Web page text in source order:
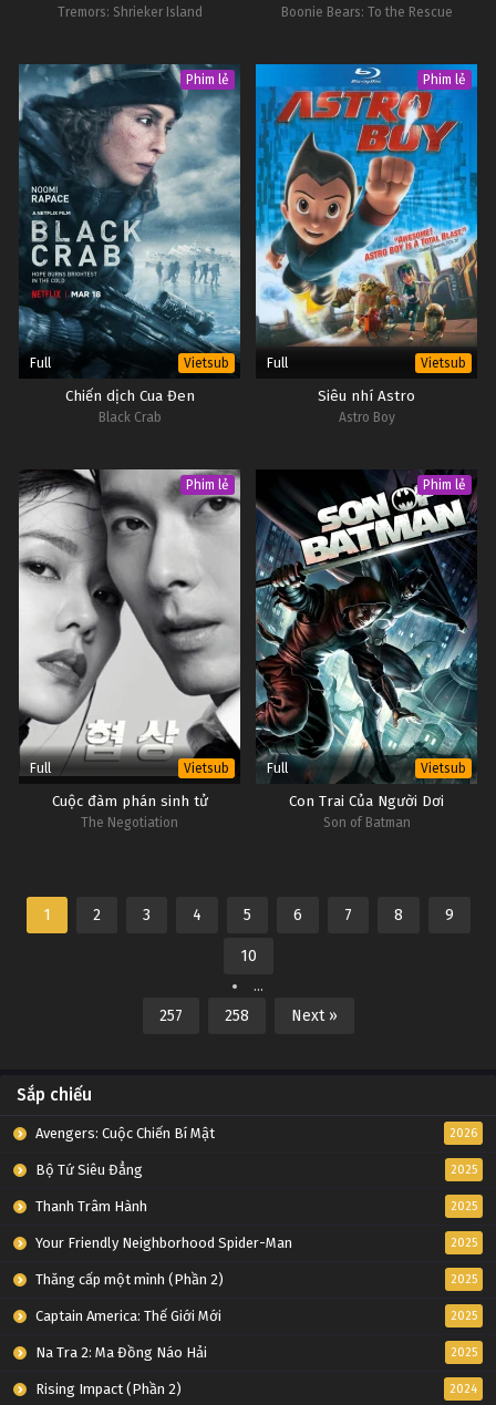
Tremors: Shrieker Island Boonie Bears: To the Rescue
Phim lẻ
Full Vietsub
Chiến dịch Cua Đen
Black Crab
Phim lẻ
Full Vietsub
Siêu nhí Astro
Astro Boy
Phim lẻ
Full Vietsub
Cuộc đàm phán sinh tử
The Negotiation
Phim lẻ
Full Vietsub
Con Trai Của Người Dơi
Son of Batman
1 2 3 4 5 6 7 8 9
10
...
257
258 Next »
Sắp chiếu
Avengers: Cuộc Chiến Bí Mật 2026
Bộ Tứ Siêu Đẳng 2025
Thanh Trâm Hành 2025
Your Friendly Neighborhood Spider-Man 2025
Thăng cấp một mình (Phần 2) 2025
Captain America: Thế Giới Mới 2025
Na Tra 2: Ma Đồng Náo Hải 2025
Rising Impact (Phần 2) 2024